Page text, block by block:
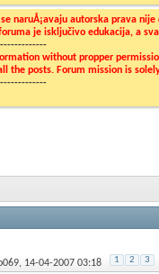
naruÅ¡avaju autorska prava
je isključivo edukacija, a
without propper
the posts. Forum mission is
, 14-04-2007 03:18 1 2 3